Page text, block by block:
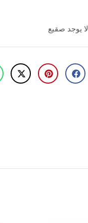
لا يوجد صقيع